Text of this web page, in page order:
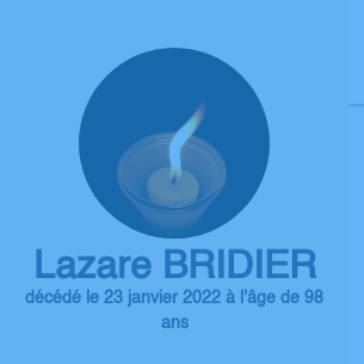
Lazare BRIDIER
décédé le 23 janvier 2022 à l'âge de 98
ans